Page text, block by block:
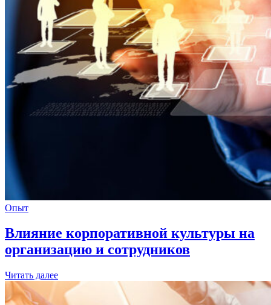
Опыт
Влияние корпоративной культуры на
организацию и сотрудников
Читать далее